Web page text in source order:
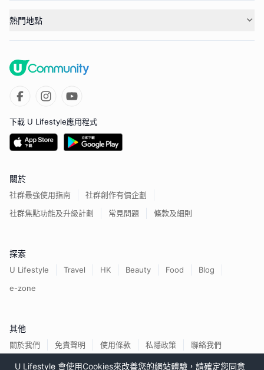
熱門地點
下載 U Lifestyle應用程式
關於
社群最強使用指南
社群創作有價企劃
社群焦點功能及升級計劃
常見問題 條款及細則
探索
U Lifestyle Travel HK Beauty Food
Blog
e-zone
其他
關於我們 免責聲明 使用條款 私隱政策 聯絡我們
U Lifestyle 會使用Cookies來改善您的網站體驗，請確定您同意